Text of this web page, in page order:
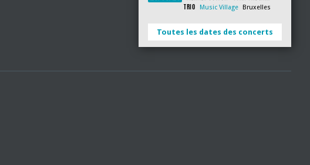
TRIO
Music Village Bruxelles
Toutes les dates des concerts